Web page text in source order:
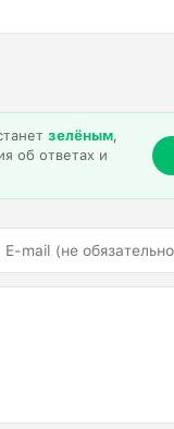
зелёным,
об ответах и